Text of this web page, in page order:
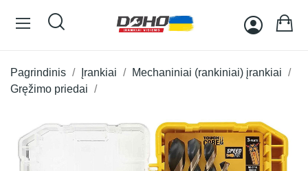
Pagrindinis Įrankiai
Mechaniniai (rankiniai) įrankiai
Gręžimo priedai